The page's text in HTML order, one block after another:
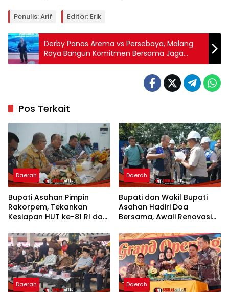
Penulis: Arif Editor: Erik
Derby Panas Arema vs Persebaya, Malang
Raya Bangun Komitmen Bersama Jaga
Kondusivitas
Pos Terkait
Daerah
Bupati Asahan Pimpin
Rakorpem, Tekankan
Kesiapan HUT ke-81 RI dan
Prioritas 2027
Daerah
Bupati dan Wakil Bupati
Asahan Hadiri Doa
Bersama, Awali Renovasi
Daerah Daerah